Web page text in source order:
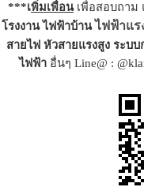
***เพิ่มเพื่อน เพื่อสอบถาม
โรงงาน ไฟฟ้าบ้าน ไฟฟ้าแร
สายไฟ หัวสายแรงสูง ระบ
ไฟฟ้า อื่นๆ Line@ :